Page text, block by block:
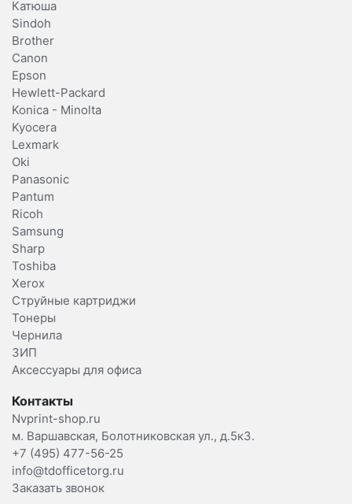
Катюша
Sindoh
Brother
Canon
Epson
Hewlett-Packard
Konica - Minolta
Kyocera
Lexmark
Oki
Panasonic
Pantum
Ricoh
Samsung
Sharp
Toshiba
Xerox
Струйные картриджи
Тонеры
Чернила
ЗИП
Аксессуары для офиса
Контакты
Nvprint-shop.ru
м. Варшавская, Болотниковская ул., д.5к3.
+7 (495) 477-56-25
info@tdofficetorg.ru
Заказать звонок